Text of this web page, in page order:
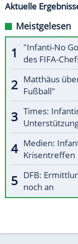
Aktuelle
Meistgelesen
"Infanti-No
des FIFA-
Matthäus
Fußball"
Times:
Medien:
Krisentreffen
DFB:
noch an